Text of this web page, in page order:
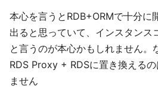
本心を言うとRDB+ORMで十分に
出ると思っていて、インスタンス
と言うのが本心かもしれません
RDS Proxy + RDSに置き換える
ません